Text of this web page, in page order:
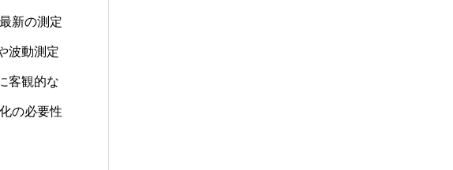
新の測定
波動測定
客観的な
の必要性